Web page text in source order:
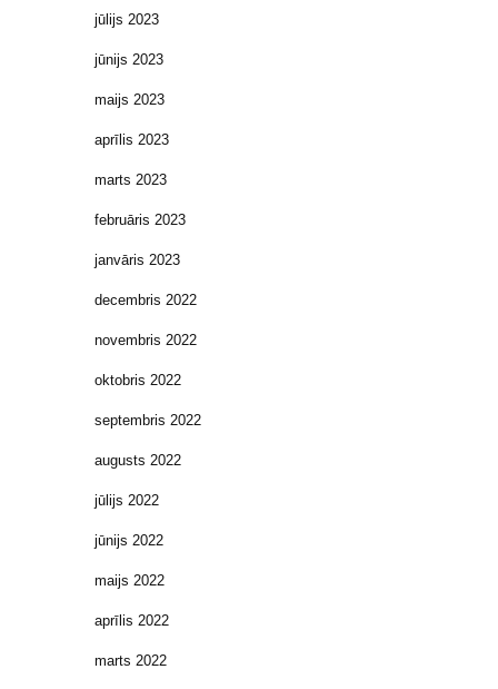
jūlijs 2023
jūnijs 2023
maijs 2023
aprīlis 2023
marts 2023
februāris 2023
janvāris 2023
decembris 2022
novembris 2022
oktobris 2022
septembris 2022
augusts 2022
jūlijs 2022
jūnijs 2022
maijs 2022
aprīlis 2022
marts 2022